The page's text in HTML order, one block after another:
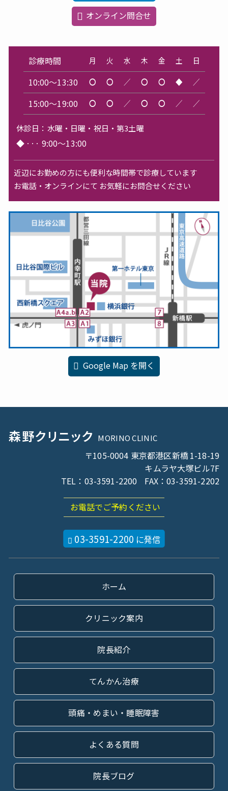
オンライン問合せ
診療時間 月 火 水 木 金 土 日
10:00～13:30 〇 〇 ／ 〇 〇 ◆ ／
15:00～19:00 〇 〇 ／ 〇 〇 ／ ／
休診日： 水曜・日曜・祝日・第3土曜
◆ ··· 9:00～13:00
近辺にお勤めの方にも便利な時間帯で診療しています
お電話・オンラインにて お気軽にお問合せください
Google Map を開く
森野クリニック MORINO CLINIC
〒105-0004 東京都港区新橋1-18-19
キムラヤ大塚ビル7F
TEL：03-3591-2200
FAX：03-3591-2202
お電話でご予約ください
03-3591-2200 に発信
ホーム
クリニック案内
院長紹介
てんかん治療
頭痛・めまい・睡眠障害
よくある質問
院長ブログ